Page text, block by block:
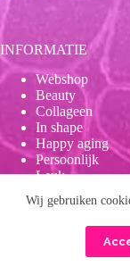
Wij gebruiken
INFORMATIE
Webshop
Beauty
Collageen
In shape
Happy aging
Persoonlijk
Leuk